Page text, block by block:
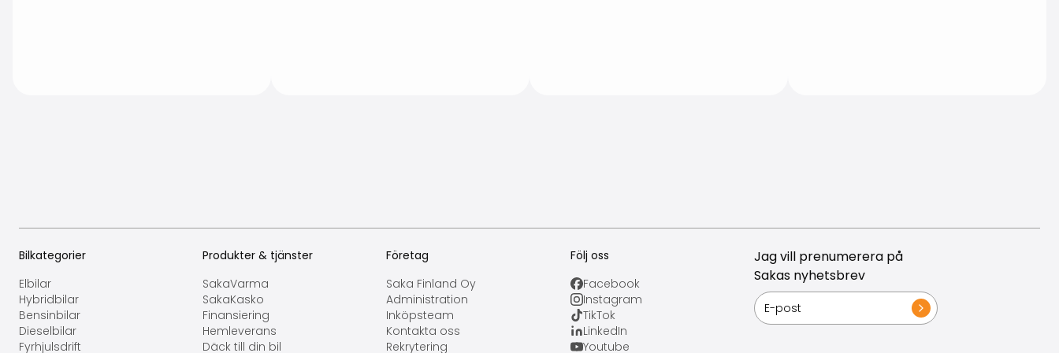
Bilkategorier
Elbilar
Hybridbilar
Bensinbilar
Dieselbilar
Fyrhjulsdrift
Produkter & tjänster
SakaVarma
SakaKasko
Finansiering
Hemleverans
Däck till din bil
Företag
Saka Finland Oy
Administration
Inköpsteam
Kontakta oss
Rekrytering
Följ oss
Facebook
Instagram
TikTok
LinkedIn
Youtube
Jag vill prenumerera på
Sakas nyhetsbrev